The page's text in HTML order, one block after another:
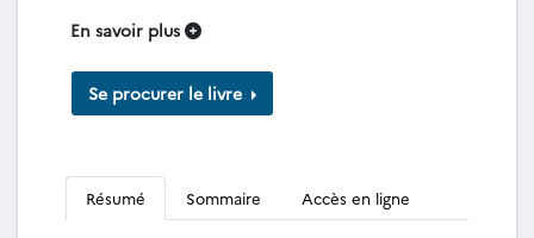
En savoir plus
Se procurer le livre
Résumé Sommaire Accès en ligne